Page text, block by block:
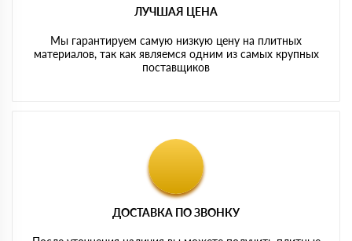
ЛУЧШАЯ ЦЕНА
Мы гарантируем самую низкую цену на плитных
материалов, так как являемся одним из самых крупных
поставщиков
ДОСТАВКА ПО ЗВОНКУ